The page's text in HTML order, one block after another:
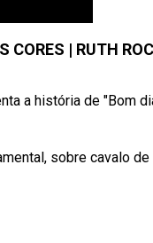
CORES | RUTH
a história de "Bom
sobre cavalo de